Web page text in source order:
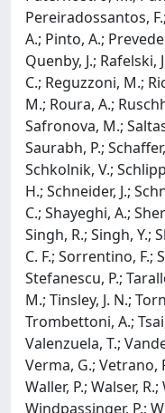
Pereiradossantos,
A.; Pinto, A.;
Quenby, J.; Rafelski,
C.; Reguzzoni, M.;
M.; Roura, A.;
Safronova, M.;
Saurabh, P.;
Schkolnik, V.;
H.; Schneider, J.;
C.; Shayeghi, A.;
Singh, R.; Singh, Y.;
C. F.; Sorrentino, F.;
Stefanescu, P.;
M.; Tinsley, J. N.;
Trombettoni, A.;
Valenzuela, T.;
Verma, G.; Vetrano,
Waller, P.; Walser,
Windpassinger, P.;